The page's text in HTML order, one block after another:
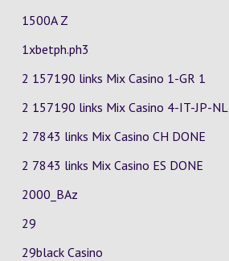
1500A Z
1xbetph.ph3
2 157190 links Mix Casino 1-GR 1
2 157190 links Mix Casino 4-IT-JP-NL
2 7843 links Mix Casino CH DONE
2 7843 links Mix Casino ES DONE
2000_BAz
29
29black Casino